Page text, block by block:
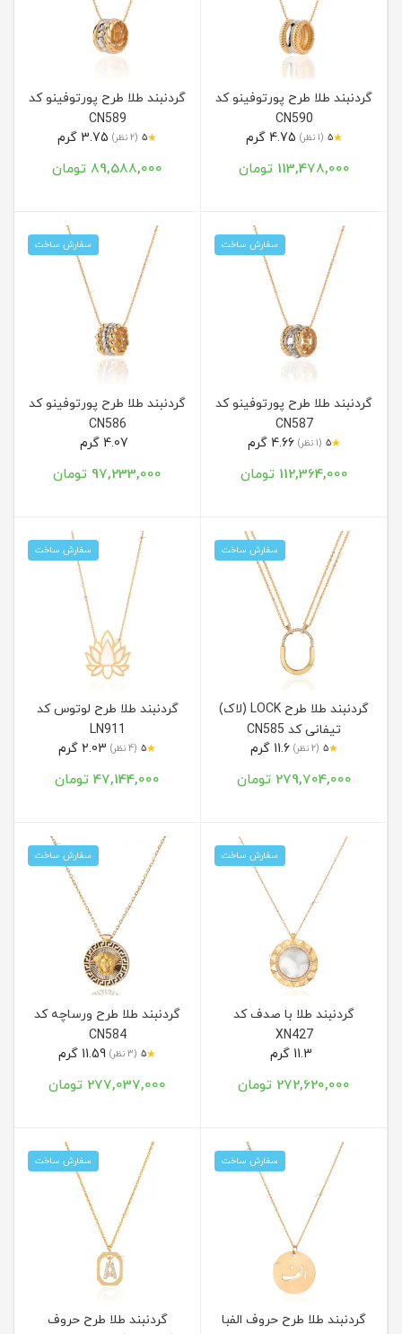
گردنبند طلا طرح پورتوفینو کد
CN590
★
5 (1 نظر)
113,478,000 تومان
گردنبند طلا طرح پورتوفینو کد
CN589
★
5 (2 نظر)
89,588,000 تومان
سفارش ساخت
گردنبند طلا طرح پورتوفینو کد
CN587
★
5 (1 نظر) 4.66 گرم
112,364,000 تومان
سفارش ساخت
گردنبند طلا طرح پورتوفینو کد
CN586
97,233,000 تومان
سفارش ساخت
گردنبند طلا طرح LOCK (لاک)
تیفانی کد CN585
★
5 (2 نظر) 11.6 گرم
279,704,000 تومان
سفارش ساخت
گردنبند طلا طرح لوتوس کد
LN911
★
5 (4 نظر)
47,144,000 تومان
سفارش ساخت
گردنبند طلا با صدف کد
XN427
272,620,000 تومان
سفارش ساخت
گردنبند طلا طرح ورساچه کد
CN584
★
5 (3 نظر)
277,037,000 تومان
سفارش ساخت
گردنبند طلا طرح حروف الفبا
سفارش ساخت
گردنبند طلا طرح حروف